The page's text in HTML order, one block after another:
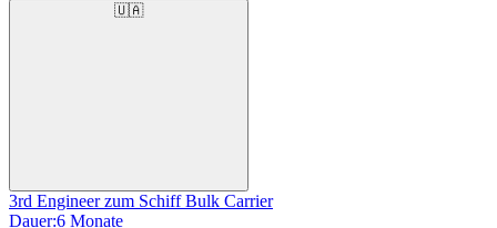
🇺🇦
3rd Engineer zum Schiff Bulk Carrier
Dauer:6 Monate